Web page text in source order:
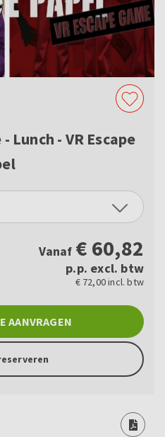
Lunch - VR Escape
Vanaf € 60,82
p.p. excl. btw
€ 72,00 incl. btw
AANVRAGEN